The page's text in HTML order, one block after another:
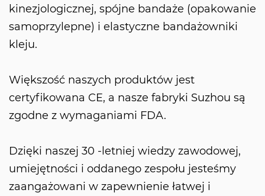
kinezjologicznej, spójne bandaże (opakowanie
samoprzylepne) i elastyczne bandażowniki
kleju.
Większość naszych produktów jest
certyfikowana CE, a nasze fabryki Suzhou są
zgodne z wymaganiami FDA.
Dzięki naszej 30 -letniej wiedzy zawodowej,
umiejętności i oddanego zespołu jesteśmy
zaangażowani w zapewnienie łatwej i